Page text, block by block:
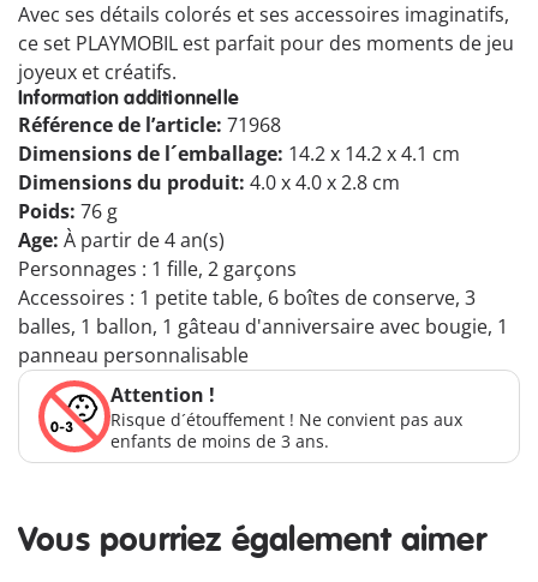
Avec ses détails colorés et ses accessoires imaginatifs,
ce set PLAYMOBIL est parfait pour des moments de jeu
joyeux et créatifs.
Information additionnelle
Référence de l’article: 71968
Dimensions de l´emballage: 14.2 x 14.2 x 4.1 cm
Dimensions du produit: 4.0 x 4.0 x 2.8 cm
Poids: 76 g
Age: À partir de 4 an(s)
Personnages : 1 fille, 2 garçons
Accessoires : 1 petite table, 6 boîtes de conserve, 3
balles, 1 ballon, 1 gâteau d'anniversaire avec bougie, 1
panneau personnalisable
Attention !
Risque d´étouffement ! Ne convient pas aux
enfants de moins de 3 ans.
Vous pourriez également aimer